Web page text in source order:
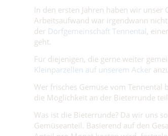
In den ersten Jahren haben wir
Arbeitsaufwand war irgendwann
der Dorfgemeinschaft Tennental,
geht.
Für diejenigen, die gerne weiter
Kleinparzellen auf unserem Acker
Wer frisches Gemüse vom Tennental
die Möglichkeit an der Bieterrunde
Was ist die Bieterrunde? Da wir uns
Gemüseanteil. Basierend auf den